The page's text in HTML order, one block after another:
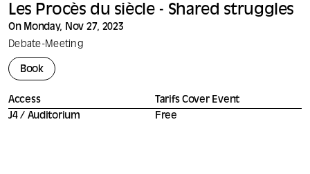
Les Procès du siècle - Shared struggles
On Monday, Nov 27, 2023
Debate-Meeting
Book
Access
J4 / Auditorium
Tarifs Cover Event
Free